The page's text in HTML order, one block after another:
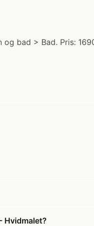
bad > Bad. Pris:
Hvidmalet?